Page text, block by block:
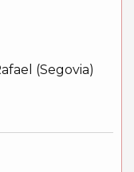
(Segovia)